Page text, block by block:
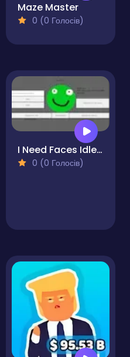
Maze Master
0 (0 Голосів)
I Need Faces Idle Clicker
0 (0 Голосів)